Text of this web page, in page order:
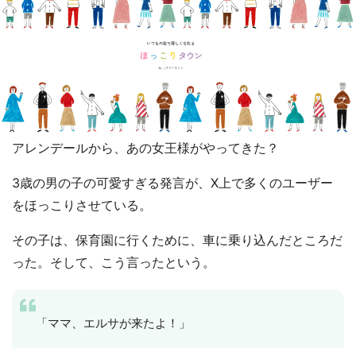
アレンデールから、あの女王様がやってきた？
3歳の男の子の可愛すぎる発言が、X上で多くのユーザー
をほっこりさせている。
その子は、保育園に行くために、車に乗り込んだところだ
った。そして、こう言ったという。
「ママ、エルサが来たよ！」